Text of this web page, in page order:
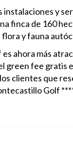
instalaciones y
finca de 160
flora y fauna
es ahora más
green fee gratis
clientes que
Golf